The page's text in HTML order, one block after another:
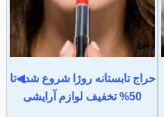
حراج تابستانه روژا شروع شد◀تا
50% تخفیف لوازم آرایشی